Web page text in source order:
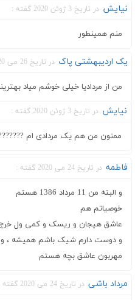
نیایش در تاریخ 3 ژوئن 2020 گفته :
منم همینطور
یک اردیبهشتی‌ پاک در تاریخ 26 می 2020 گفته :
من از مردادیا‌ خیلی خوشم میاد
نیایش در تاریخ 3 ژوئن 2020 گفته :
ممنون من هم یک مردادی ام
فاطمه در تاریخ 24 می 2020 گفته :
و البته من 11 مرداد 1386 هستم
خوصیاتم هم
عاشق هیجان و ریسک و کمی ول
و دوست دارم شیک باشم همیشه ،
مهربون عاشق بچه هستم
مرداد باشی در تاریخ 24 می 2020 گفته :